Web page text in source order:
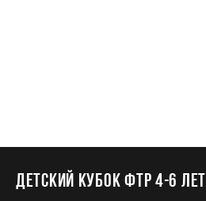
ДЕТСКИЙ КУБОК ФТР 4-6 лет